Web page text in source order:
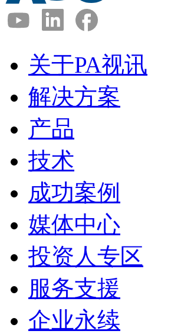
关于PA视讯
解决方案
产品
技术
成功案例
媒体中心
投资人专区
服务支援
企业永续